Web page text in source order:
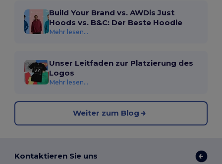
Build Your Brand vs. AWDis Just
Hoods vs. B&C: Der Beste Hoodie
Mehr lesen...
Unser Leitfaden zur Platzierung des
Logos
Mehr lesen...
Weiter zum Blog
Kontaktieren Sie uns